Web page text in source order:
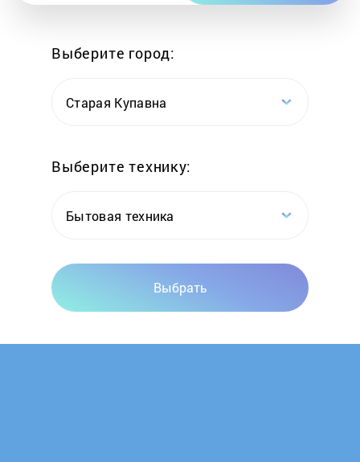
Выберите город:
Старая Купавна
Выберите технику:
Бытовая техника
Выбрать